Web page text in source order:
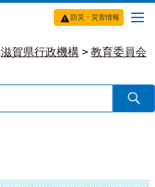
防災・災害情報
滋賀県行政機構 > 教育委員会